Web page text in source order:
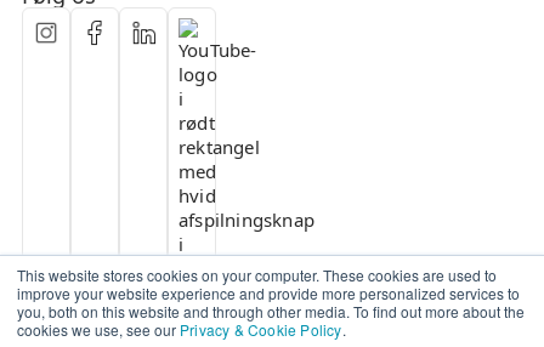
This website stores cookies on your computer. These cookies are used to
improve your website experience and provide more personalized services to
you, both on this website and through other media. To find out more about the
cookies we use, see our Privacy & Cookie Policy.